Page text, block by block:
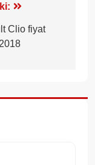
Clio fiyat